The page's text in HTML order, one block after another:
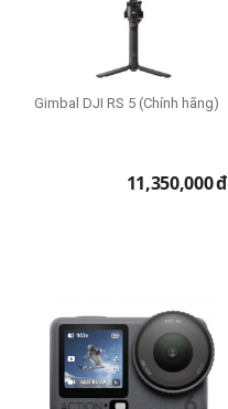
Gimbal DJI RS 5 (Chính hãng)
11,350,000đ